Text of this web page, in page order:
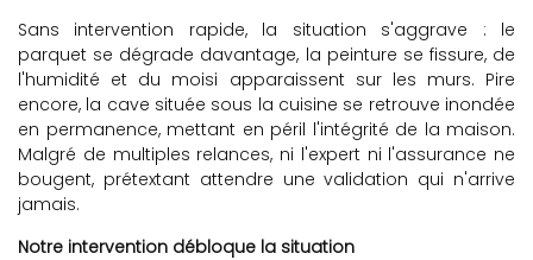
Sans intervention rapide, la situation s'aggrave : le
parquet se dégrade davantage, la peinture se fissure, de
l'humidité et du moisi apparaissent sur les murs. Pire
encore, la cave située sous la cuisine se retrouve inondée
en permanence, mettant en péril l'intégrité de la maison.
Malgré de multiples relances, ni l'expert ni l'assurance ne
bougent, prétextant attendre une validation qui n'arrive
jamais.
Notre intervention débloque la situation